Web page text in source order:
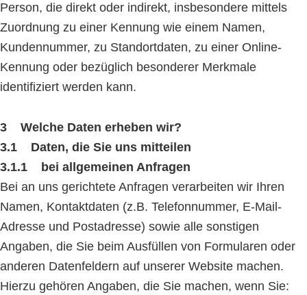
Person, die direkt oder indirekt, insbesondere mittels
Zuordnung zu einer Kennung wie einem Namen,
Kundennummer, zu Standortdaten, zu einer Online-
Kennung oder bezüglich besonderer Merkmale
identifiziert werden kann.
3 Welche Daten erheben wir?
3.1 Daten, die Sie uns mitteilen
3.1.1 bei allgemeinen Anfragen
Bei an uns gerichtete Anfragen verarbeiten wir Ihren
Namen, Kontaktdaten (z.B. Telefonnummer, E-Mail-
Adresse und Postadresse) sowie alle sonstigen
Angaben, die Sie beim Ausfüllen von Formularen oder
anderen Datenfeldern auf unserer Website machen.
Hierzu gehören Angaben, die Sie machen, wenn Sie: